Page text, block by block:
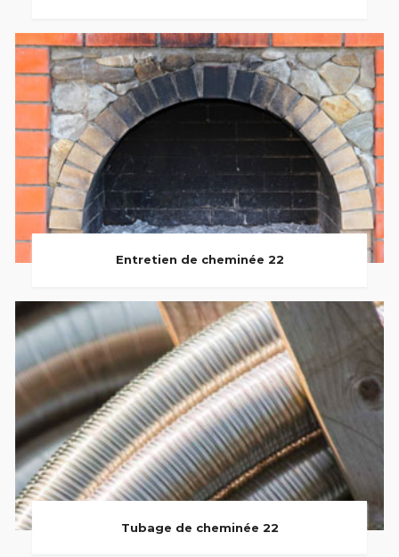
Entretien de cheminée 22
Tubage de cheminée 22